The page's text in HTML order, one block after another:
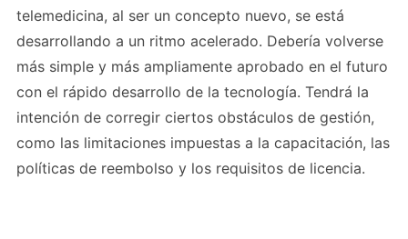
telemedicina, al ser un concepto nuevo, se está
desarrollando a un ritmo acelerado. Debería volverse
más simple y más ampliamente aprobado en el futuro
con el rápido desarrollo de la tecnología. Tendrá la
intención de corregir ciertos obstáculos de gestión,
como las limitaciones impuestas a la capacitación, las
políticas de reembolso y los requisitos de licencia.